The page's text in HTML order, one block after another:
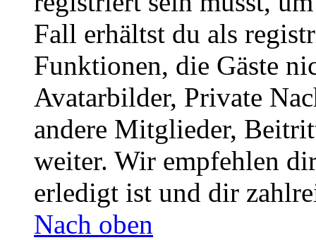
Fall erhältst du als
Funktionen, die Gäste
Avatarbilder, Private
andere Mitglieder,
weiter. Wir empfehlen
erledigt ist und dir
Nach oben